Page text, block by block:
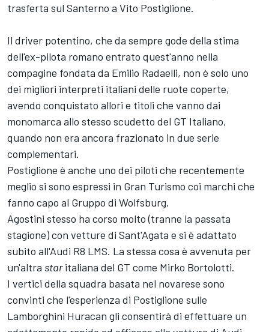
trasferta sul Santerno a Vito Postiglione.
Il driver potentino, che da sempre gode della stima
dell'ex-pilota romano entrato quest'anno nella
compagine fondata da Emilio Radaelli, non è solo uno
dei migliori interpreti italiani delle ruote coperte,
avendo conquistato allori e titoli che vanno dai
monomarca allo stesso scudetto del GT Italiano,
quando non era ancora frazionato in due serie
complementari.
Postiglione è anche uno dei piloti che recentemente
meglio si sono espressi in Gran Turismo coi marchi che
fanno capo al Gruppo di Wolfsburg.
Agostini stesso ha corso molto (tranne la passata
stagione) con vetture di Sant'Agata e si è adattato
subito all'Audi R8 LMS. La stessa cosa è avvenuta per
un'altra staritaliana del GT come Mirko Bortolotti.
I vertici della squadra basata nel novarese sono
convinti che l'esperienza di Postiglione sulle
Lamborghini Huracan gli consentirà di effettuare un